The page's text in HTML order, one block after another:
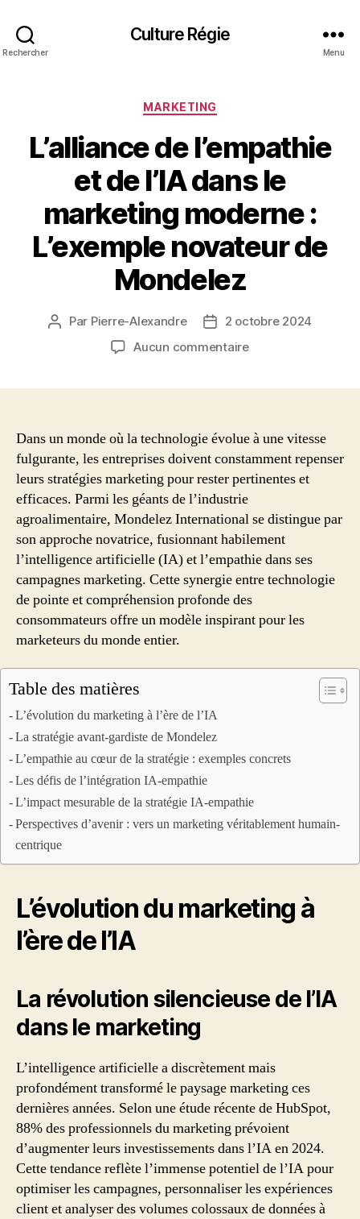
Rechercher
Culture Régie
Menu
Catégories
MARKETING
L’alliance de l’empathie
et de l’IA dans le
marketing moderne :
L’exemple novateur de
Mondelez
Auteur
Par Pierre-Alexandre
Date2 octobre 2024
Aucun commentairesur
de
le
marketing
moderne
:
L’exemple
novateur
Mondelez
Dans un monde où la technologie évolue à une vitesse
fulgurante, les entreprises doivent constamment repenser
leurs stratégies marketing pour rester pertinentes et
efficaces. Parmi les géants de l’industrie
agroalimentaire, Mondelez International se distingue par
son approche novatrice, fusionnant habilement
l’intelligence artificielle (IA) et l’empathie dans ses
campagnes marketing. Cette synergie entre technologie
de pointe et compréhension profonde des
consommateurs offre un modèle inspirant pour les
marketeurs du monde entier.
Table des matières
L’évolution du marketing à l’ère de l’IA
La stratégie avant-gardiste de Mondelez
L’empathie au cœur de la stratégie : exemples concrets
Les défis de l’intégration IA-empathie
L’impact mesurable de la stratégie IA-empathie
Perspectives d’avenir : vers un marketing véritablement humain-
centrique
L’évolution du marketing à
l’ère de l’IA
La révolution silencieuse de l’IA
dans le marketing
L’intelligence artificielle a discrètement mais
profondément transformé le paysage marketing ces
dernières années. Selon une étude récente de HubSpot,
88% des professionnels du marketing prévoient
d’augmenter leurs investissements dans l’IA en 2024.
Cette tendance reflète l’immense potentiel de l’IA pour
optimiser les campagnes, personnaliser les expériences
client et analyser des volumes colossaux de données à